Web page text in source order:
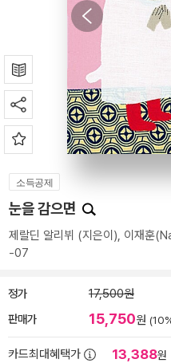
소득공제
눈을 감으면
제랄딘 알리뷔 (지은이), 이재훈
-07
정가 17,500원
판매가 15,750원
카드최대혜택가 13,388원